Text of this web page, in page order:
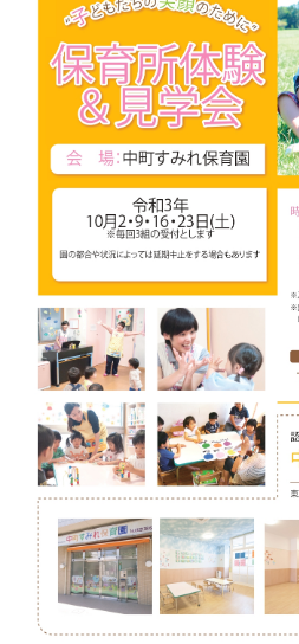
れ
説
明
会
見
学
会
0001
は